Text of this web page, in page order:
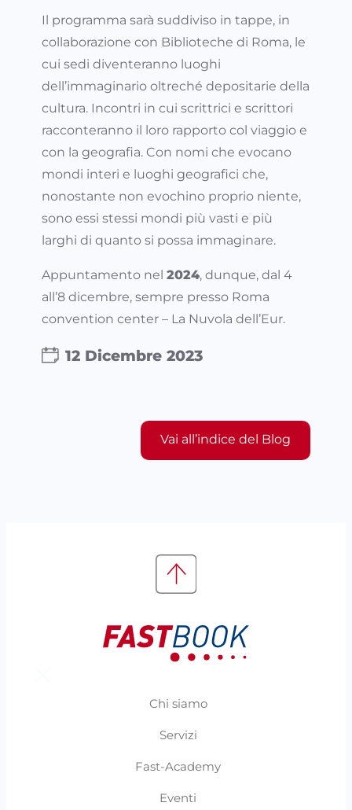
Il programma sarà suddiviso in tappe, in
collaborazione con Biblioteche di Roma, le
cui sedi diventeranno luoghi
dell’immaginario oltreché depositarie della
cultura. Incontri in cui scrittrici e scrittori
racconteranno il loro rapporto col viaggio e
con la geografia. Con nomi che evocano
mondi interi e luoghi geografici che,
nonostante non evochino proprio niente,
sono essi stessi mondi più vasti e più
larghi di quanto si possa immaginare.
Appuntamento nel 2024, dunque, dal 4
all’8 dicembre, sempre presso Roma
convention center – La Nuvola dell’Eur.
12 Dicembre 2023
Vai all’indice del Blog
Chi siamo
Servizi
Fast-Academy
Eventi